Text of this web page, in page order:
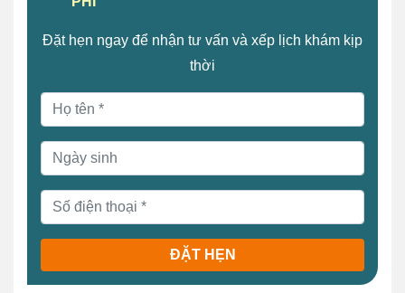
Đặt hẹn ngay để nhận tư vấn và xếp lịch khám kịp
thời
ĐẶT HẸN